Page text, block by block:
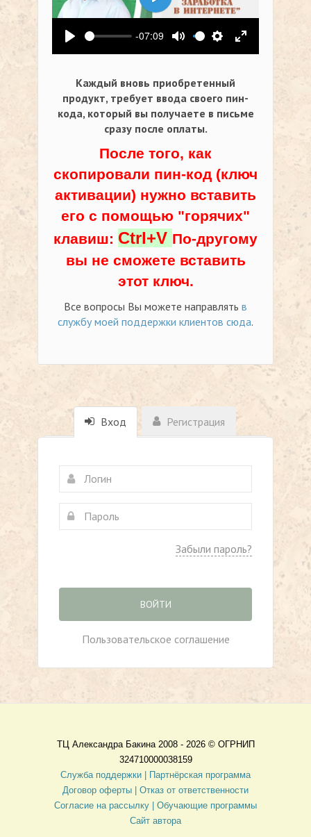
Воспроизвести
-07:09
Выключить звук
Настройки
На весь
Воспроизвести
Каждый вновь приобретенный
продукт, требует ввода своего пин-
кода, который вы получаете в письме
сразу после оплаты.
После того, как
скопировали пин-код (ключ
активации) нужно вставить
его с помощью "горячих"
клавиш: Ctrl+V По-другому
вы не сможете вставить
этот ключ.
Все вопросы Вы можете направлять в
службу моей поддержки клиентов сюда.
Вход Регистрация
Забыли пароль?
ВОЙТИ
Пользовательское соглашение
ТЦ Александра Бакина 2008 - 2026 © ОГРНИП
324710000038159
Служба поддержки |
Партнёрская программа
Договор оферты
| Отказ от ответственности
Согласие на рассылку | Обучающие программы
Сайт автора